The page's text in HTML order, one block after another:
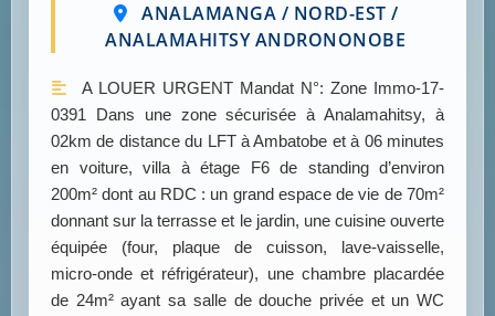
ANALAMANGA / NORD-EST /
ANALAMAHITSY ANDRONONOBE
A LOUER URGENT Mandat N°: Zone Immo-17-
0391 Dans une zone sécurisée à Analamahitsy, à
02km de distance du LFT à Ambatobe et à 06 minutes
en voiture, villa à étage F6 de standing d’environ
200m² dont au RDC : un grand espace de vie de 70m²
donnant sur la terrasse et le jardin, une cuisine ouverte
équipée (four, plaque de cuisson, lave-vaisselle,
micro-onde et réfrigérateur), une chambre placardée
de 24m² ayant sa salle de douche privée et un WC